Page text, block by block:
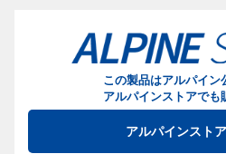
この製品はアルパイン
アルパインストアでも
アルパインスト